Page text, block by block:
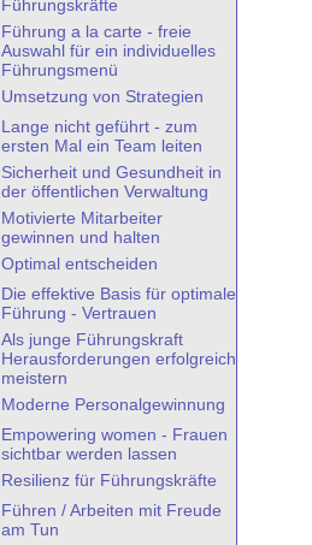
Führungskräfte
Führung a la carte - freie
Auswahl für ein individuelles
Führungsmenü
Umsetzung von Strategien
Lange nicht geführt - zum
ersten Mal ein Team leiten
Sicherheit und Gesundheit in
der öffentlichen Verwaltung
Motivierte Mitarbeiter
gewinnen und halten
Optimal entscheiden
Die effektive Basis für optimale
Führung - Vertrauen
Als junge Führungskraft
Herausforderungen erfolgreich
meistern
Moderne Personalgewinnung
Empowering women - Frauen
sichtbar werden lassen
Resilienz für Führungskräfte
Führen / Arbeiten mit Freude
am Tun